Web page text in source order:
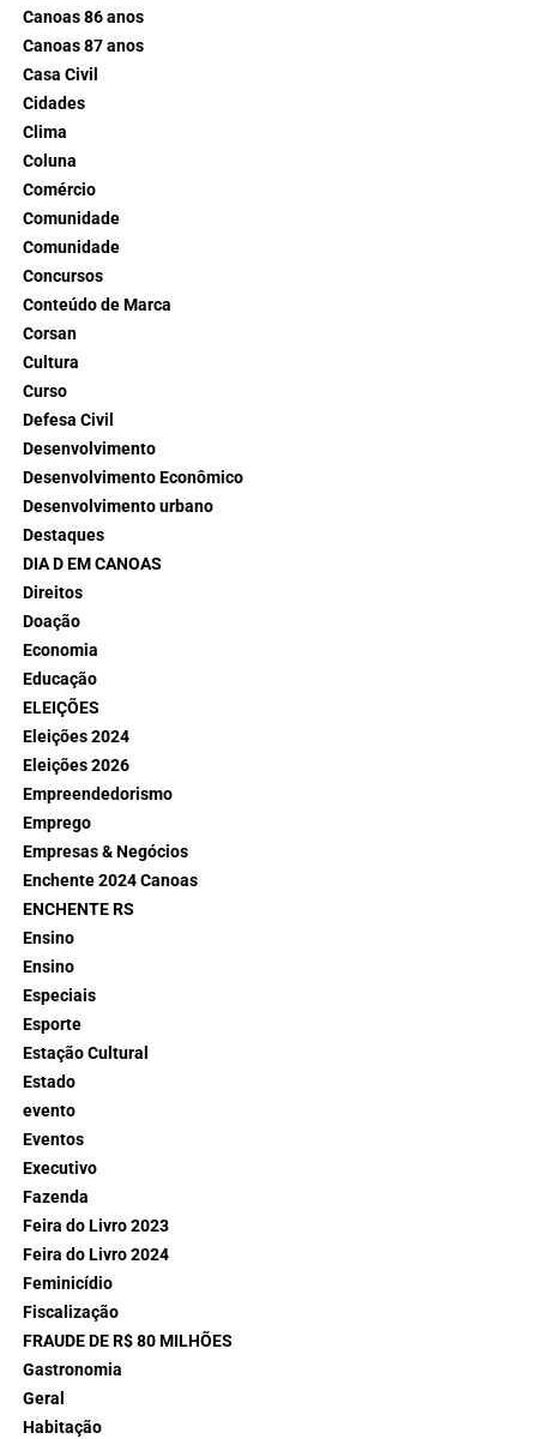
Canoas 86 anos
Canoas 87 anos
Casa Civil
Cidades
Clima
Coluna
Comércio
Comunidade
Comunidade
Concursos
Conteúdo de Marca
Corsan
Cultura
Curso
Defesa Civil
Desenvolvimento
Desenvolvimento Econômico
Desenvolvimento urbano
Destaques
DIA D EM CANOAS
Direitos
Doação
Economia
Educação
ELEIÇÕES
Eleições 2024
Eleições 2026
Empreendedorismo
Emprego
Empresas & Negócios
Enchente 2024 Canoas
ENCHENTE RS
Ensino
Ensino
Especiais
Esporte
Estação Cultural
Estado
evento
Eventos
Executivo
Fazenda
Feira do Livro 2023
Feira do Livro 2024
Feminicídio
Fiscalização
FRAUDE DE R$ 80 MILHÕES
Gastronomia
Geral
Habitação